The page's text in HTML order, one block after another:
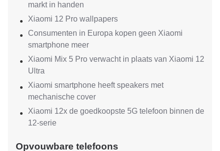
markt in handen
Xiaomi 12 Pro wallpapers
Consumenten in Europa kopen geen Xiaomi
smartphone meer
Xiaomi Mix 5 Pro verwacht in plaats van Xiaomi 12
Ultra
Xiaomi smartphone heeft speakers met
mechanische cover
Xiaomi 12x de goedkoopste 5G telefoon binnen de
12-serie
Opvouwbare telefoons